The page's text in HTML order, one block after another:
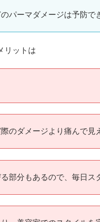
パーマダメージは予防で
リットは
のダメージより痛んで見
部分もあるので、毎日ス